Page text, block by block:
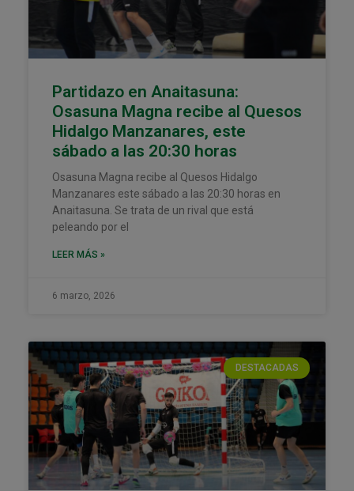
Partidazo en Anaitasuna:
Osasuna Magna recibe al Quesos
Hidalgo Manzanares, este
sábado a las 20:30 horas
Osasuna Magna recibe al Quesos Hidalgo
Manzanares este sábado a las 20:30 horas en
Anaitasuna. Se trata de un rival que está
peleando por el
LEER MÁS »
6 marzo, 2026
DESTACADAS